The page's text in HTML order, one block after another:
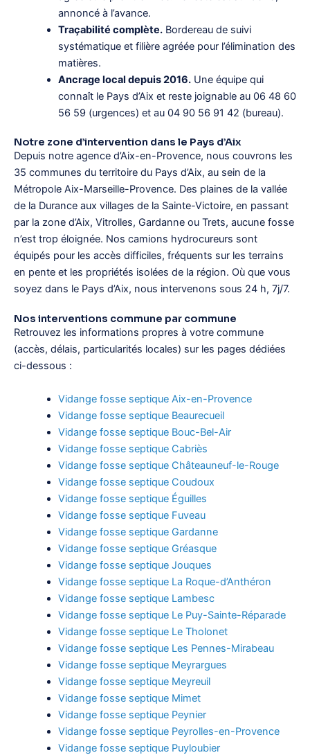
annoncé à l’avance.
Traçabilité complète.Bordereau de suivi
systématique et filière agréée pour l’élimination des
matières.
Ancrage local depuis 2016.Une équipe qui
connaît le Pays d’Aix et reste joignable au 06 48 60
56 59 (urgences) et au 04 90 56 91 42 (bureau).
Notre zone d’intervention dans le Pays d’Aix
Depuis notre agence d’Aix-en-Provence, nous couvrons les
35 communes du territoire du Pays d’Aix, au sein de la
Métropole Aix-Marseille-Provence. Des plaines de la vallée
de la Durance aux villages de la Sainte-Victoire, en passant
par la zone d’Aix, Vitrolles, Gardanne ou Trets, aucune fosse
n’est trop éloignée. Nos camions hydrocureurs sont
équipés pour les accès difficiles, fréquents sur les terrains
en pente et les propriétés isolées de la région. Où que vous
soyez dans le Pays d’Aix, nous intervenons sous 24 h, 7j/7.
Nos interventions commune par commune
Retrouvez les informations propres à votre commune
(accès, délais, particularités locales) sur les pages dédiées
ci-dessous :
Vidange fosse septique Aix-en-Provence
Vidange fosse septique Beaurecueil
Vidange fosse septique Bouc-Bel-Air
Vidange fosse septique Cabriès
Vidange fosse septique Châteauneuf-le-Rouge
Vidange fosse septique Coudoux
Vidange fosse septique Éguilles
Vidange fosse septique Fuveau
Vidange fosse septique Gardanne
Vidange fosse septique Gréasque
Vidange fosse septique Jouques
Vidange fosse septique La Roque-d’Anthéron
Vidange fosse septique Lambesc
Vidange fosse septique Le Puy-Sainte-Réparade
Vidange fosse septique Le Tholonet
Vidange fosse septique Les Pennes-Mirabeau
Vidange fosse septique Meyrargues
Vidange fosse septique Meyreuil
Vidange fosse septique Mimet
Vidange fosse septique Peynier
Vidange fosse septique Peyrolles-en-Provence
Vidange fosse septique Puyloubier